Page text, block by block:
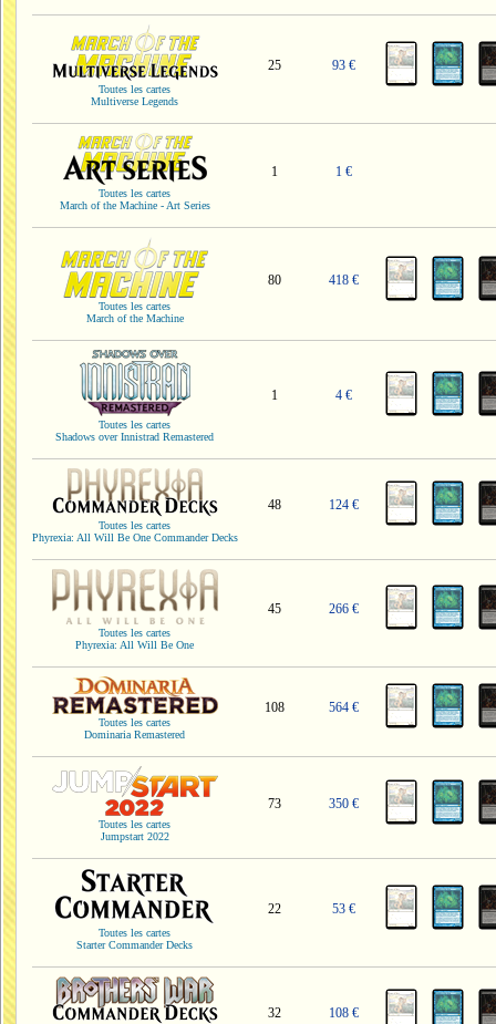
Toutes les cartes
Multiverse Legends
25 93 €
Toutes les cartes
March of the Machine - Art Series
1 1 €
Toutes les cartes
March of the Machine
80 418 €
Toutes les cartes
Shadows over Innistrad Remastered
1 4 €
Toutes les cartes
Phyrexia: All Will Be One Commander Decks
48 124 €
Toutes les cartes
Phyrexia: All Will Be One
45 266 €
Toutes les cartes
Dominaria Remastered
108 564 €
Toutes les cartes
Jumpstart 2022
73 350 €
Toutes les cartes
Starter Commander Decks
22 53 €
32 108 €